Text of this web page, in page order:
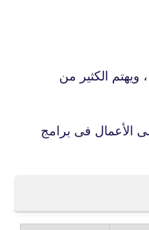
الكثير من
الأعمال فى برامج